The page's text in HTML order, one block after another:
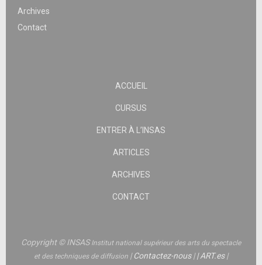
Archives
Contact
ACCUEIL
CURSUS
ENTRER À L’INSAS
ARTICLES
ARCHIVES
CONTACT
Copyright © INSASInstitut national supérieur des arts du spectacle
et des techniques de diffusion |Contactez-nous||ART.es|